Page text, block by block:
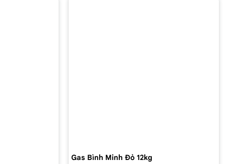
Gas Bình Minh Đỏ 12kg